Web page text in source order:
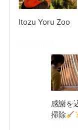
Itozu Yoru Zoo
感謝を
掃除